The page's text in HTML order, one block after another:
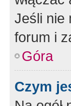
Jeśli nie
forum i
Góra
Czym